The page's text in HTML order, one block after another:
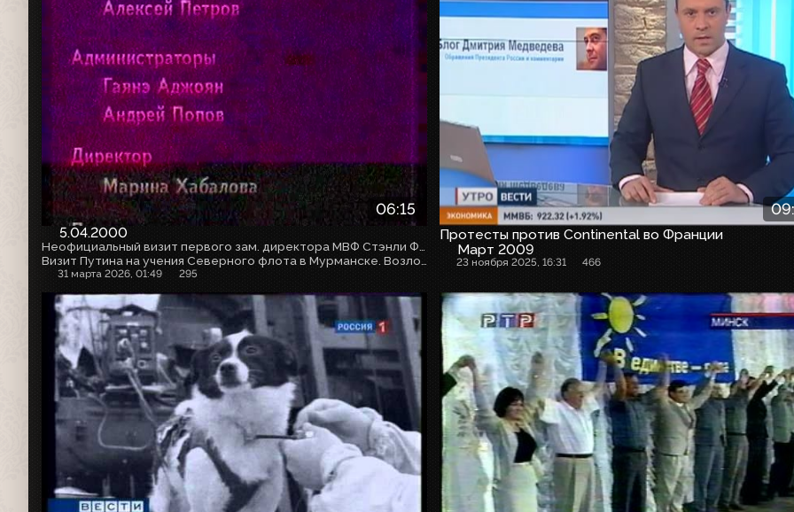
06:15
5.04.2000
31 марта 2026, 01:49 295
Протесты против Continental во Франции
Март 2009
23 ноября 2025, 16:31 466